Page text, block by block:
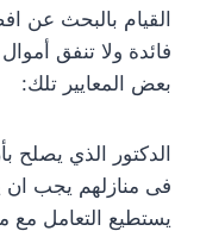
القيام بالبحث عن
فائدة ولا تنفق
بعض المعايير تلك:
الدكتور الذي
فى منازلهم يجب
يستطيع التعامل مع